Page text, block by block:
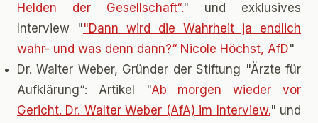
Helden der Gesellschaft“." und exklusives
Interview ""Dann wird die Wahrheit ja endlich
wahr- und was denn dann?“ Nicole Höchst, AfD"
Dr. Walter Weber, Gründer der Stiftung "Ärzte für
Aufklärung“: Artikel "Ab morgen wieder vor
Gericht. Dr. Walter Weber (AfA) im Interview." und